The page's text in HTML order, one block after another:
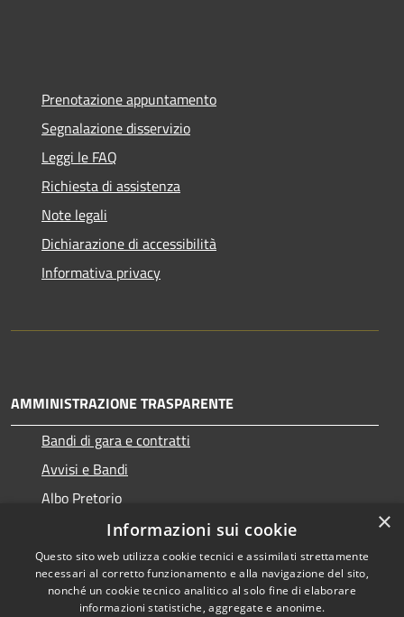
Prenotazione appuntamento
Segnalazione disservizio
Leggi le FAQ
Richiesta di assistenza
Note legali
Dichiarazione di accessibilità
Informativa privacy
AMMINISTRAZIONE TRASPARENTE
Bandi di gara e contratti
Avvisi e Bandi
Albo Pretorio
Accessibilità
Copyright © 2026 • Comune di
Ragogna • Powered by
×
Informazioni sui cookie
Questo sito web utilizza cookie tecnici e assimilati strettamente
necessari al corretto funzionamento e alla navigazione del sito,
nonché un cookie tecnico analitico al solo fine di elaborare
informazioni statistiche, aggregate e anonime.